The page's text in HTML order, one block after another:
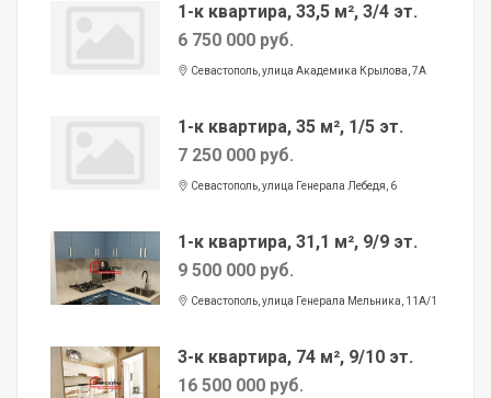
1-к квартира, 33,5 м², 3/4 эт.
6 750 000 руб.
Севастополь, улица Академика Крылова, 7А
1-к квартира, 35 м², 1/5 эт.
7 250 000 руб.
Севастополь, улица Генерала Лебедя, 6
1-к квартира, 31,1 м², 9/9 эт.
9 500 000 руб.
Севастополь, улица Генерала Мельника, 11А/1
3-к квартира, 74 м², 9/10 эт.
16 500 000 руб.